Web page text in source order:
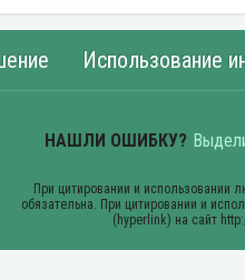
Использование